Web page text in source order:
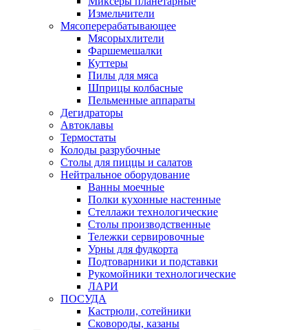
Измельчители
Мясоперерабатывающее
Мясорыхлители
Фаршемешалки
Куттеры
Пилы для мяса
Шприцы колбасные
Пельменные аппараты
Дегидраторы
Автоклавы
Термостаты
Колоды разрубочные
Столы для пиццы и салатов
Нейтральное оборудование
Ванны моечные
Полки кухонные настенные
Стеллажи технологические
Столы производственные
Тележки сервировочные
Урны для фудкорта
Подтоварники и подставки
Рукомойники технологические
ЛАРИ
ПОСУДА
Кастрюли, сотейники
Сковороды, казаны